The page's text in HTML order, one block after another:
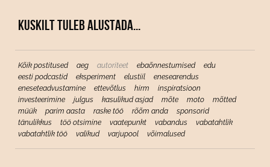
Kuskilt tuleb alustada...
Kõik postitused aeg autoriteet ebaõnnestumised
edu
eesti podcastid
eksperiment elustiil
enesearendus
eneseteadvustamine
ettevõtlus hirm
inspiratsioon
investeerimine
julgus kasulikud asjad mõte moto
mõtted
müük
parim aasta raske töö rõõm anda
sponsorid
tänulikkus
töö otsimine vaatepunkt vabandus
vabatahtlik
vabatahtlik töö
valikud varjupool võimalused